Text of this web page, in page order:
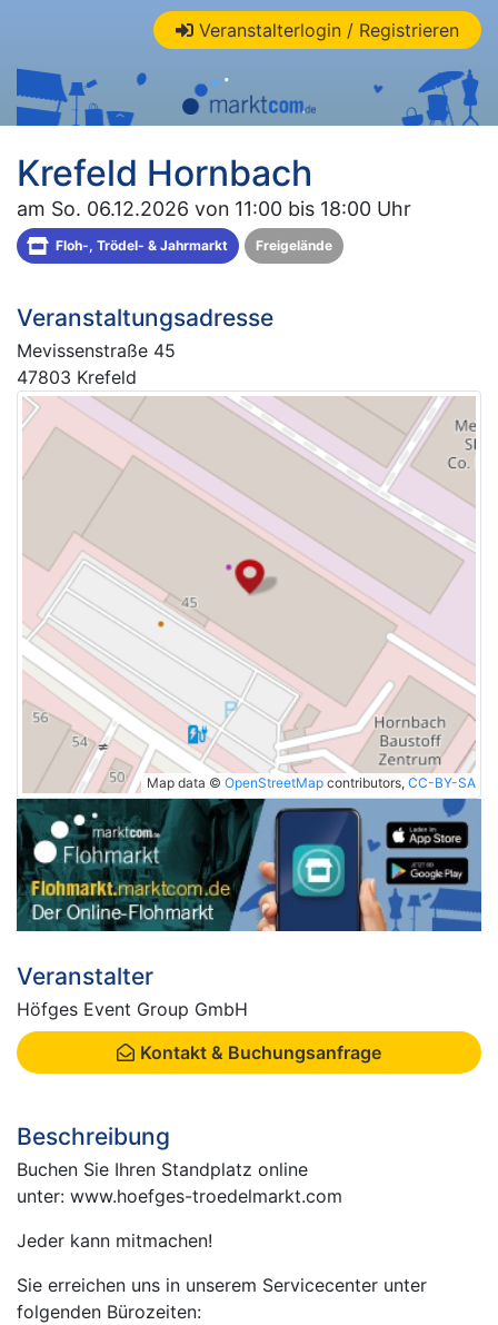
Veranstalterlogin / Registrieren
Krefeld Hornbach
am So. 06.12.2026 von 11:00 bis 18:00 Uhr
Floh-, Trödel- & Jahrmarkt Freigelände
Veranstaltungsadresse
Mevissenstraße 45
47803 Krefeld
Map data © OpenStreetMap contributors, CC-BY-SA
Veranstalter
Höfges Event Group GmbH
Kontakt & Buchungsanfrage
Beschreibung
Buchen Sie Ihren Standplatz online
unter: www.hoefges-troedelmarkt.com
Jeder kann mitmachen!
Sie erreichen uns in unserem Servicecenter unter
folgenden Bürozeiten: